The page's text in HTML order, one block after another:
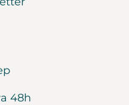
48h